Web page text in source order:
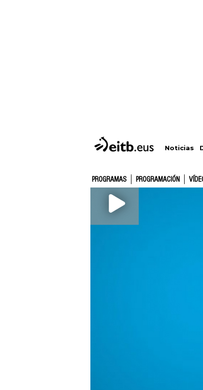
Noticias
PROGRAMAS PROGRAMACIÓN